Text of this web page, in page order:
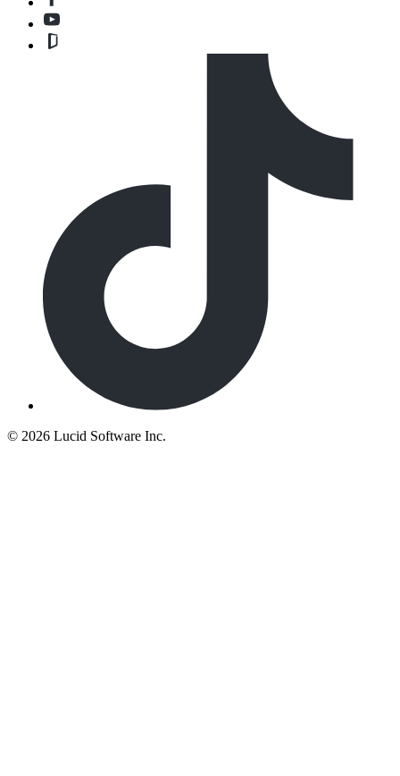
© 2026 Lucid Software Inc.